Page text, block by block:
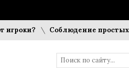
Соблюдение простых